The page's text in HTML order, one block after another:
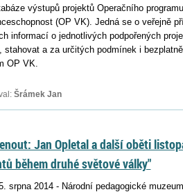
výstupů projektů Operačního
(OP VK). Jedná se o veřejně
informací o jednotlivých podpořených
stahovat a za určitých podmínek i
OP VK.
Šrámek Jan
Jan Opletal a další oběti
během druhé světové války"
srpna 2014 - Národní pedagogické